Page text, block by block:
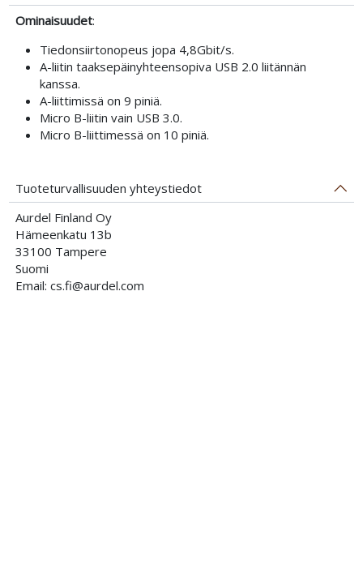
Ominaisuudet:
Tiedonsiirtonopeus jopa 4,8Gbit/s.
A-liitin taaksepäinyhteensopiva USB 2.0 liitännän
kanssa.
A-liittimissä on 9 piniä.
Micro B-liitin vain USB 3.0.
Micro B-liittimessä on 10 piniä.
Tuoteturvallisuuden yhteystiedot
Aurdel Finland Oy
Hämeenkatu 13b
33100 Tampere
Suomi
Email: cs.fi@aurdel.com